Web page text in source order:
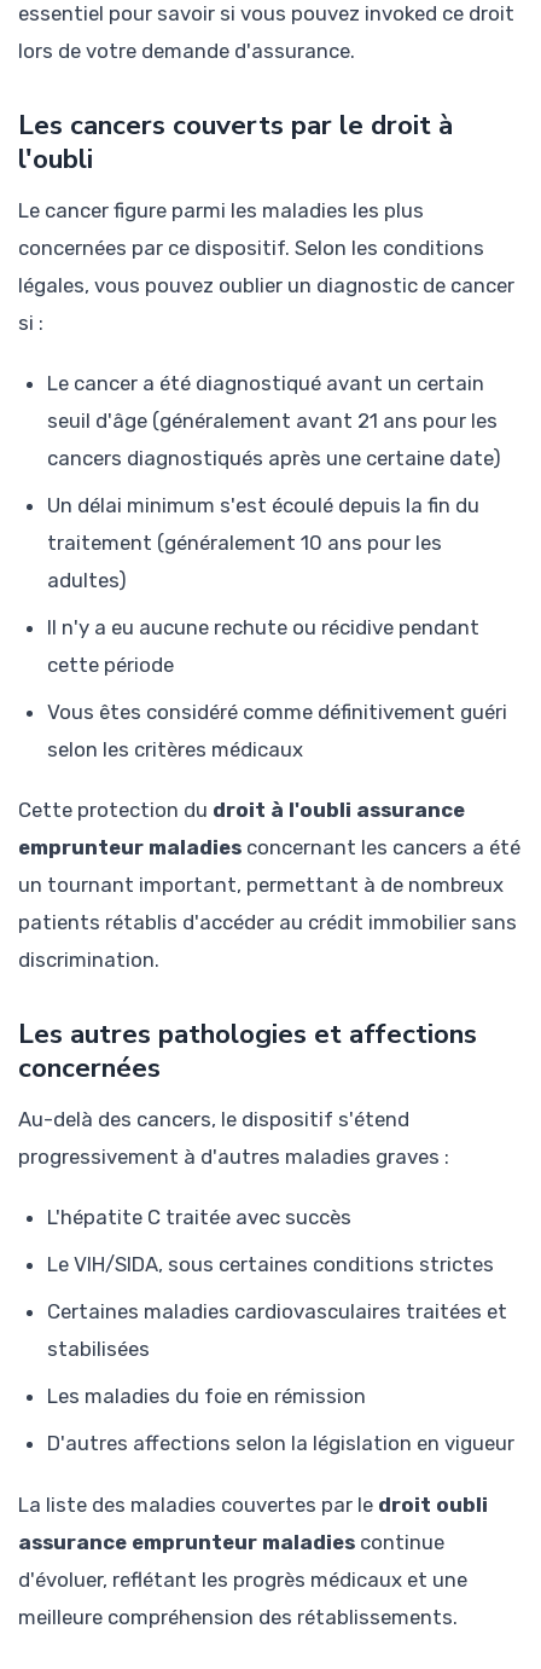
essentiel pour savoir si vous pouvez invoked ce droit
lors de votre demande d'assurance.
Les cancers couverts par le droit à
l'oubli
Le cancer figure parmi les maladies les plus
concernées par ce dispositif. Selon les conditions
légales, vous pouvez oublier un diagnostic de cancer
si :
Le cancer a été diagnostiqué avant un certain
seuil d'âge (généralement avant 21 ans pour les
cancers diagnostiqués après une certaine date)
Un délai minimum s'est écoulé depuis la fin du
traitement (généralement 10 ans pour les
adultes)
Il n'y a eu aucune rechute ou récidive pendant
cette période
Vous êtes considéré comme définitivement guéri
selon les critères médicaux
Cette protection du droit à l'oubli assurance
emprunteur maladies concernant les cancers a été
un tournant important, permettant à de nombreux
patients rétablis d'accéder au crédit immobilier sans
discrimination.
Les autres pathologies et affections
concernées
Au-delà des cancers, le dispositif s'étend
progressivement à d'autres maladies graves :
L'hépatite C traitée avec succès
Le VIH/SIDA, sous certaines conditions strictes
Certaines maladies cardiovasculaires traitées et
stabilisées
Les maladies du foie en rémission
D'autres affections selon la législation en vigueur
La liste des maladies couvertes par le droit oubli
assurance emprunteur maladies continue
d'évoluer, reflétant les progrès médicaux et une
meilleure compréhension des rétablissements.